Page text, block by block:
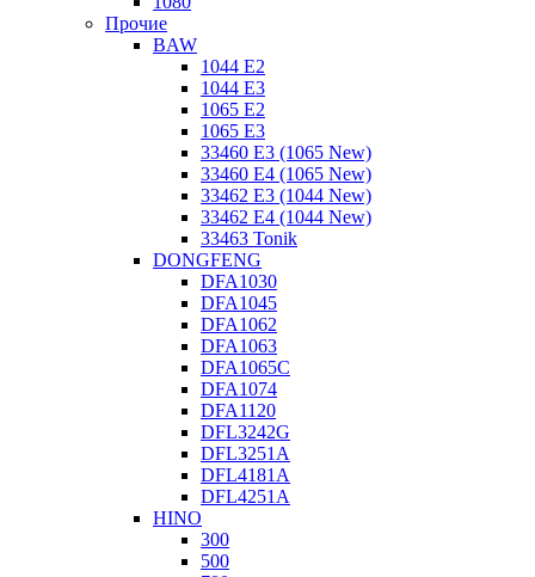
Прочие
BAW
1044 E2
1044 E3
1065 E2
1065 E3
33460 E3 (1065 New)
33460 E4 (1065 New)
33462 E3 (1044 New)
33462 E4 (1044 New)
33463 Tonik
DONGFENG
DFA1030
DFA1045
DFA1062
DFA1063
DFA1065C
DFA1074
DFA1120
DFL3242G
DFL3251A
DFL4181A
DFL4251A
HINO
300
500